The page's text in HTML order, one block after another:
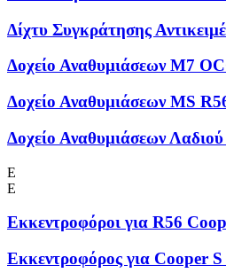
Δίχτυ Συγκράτησης
Δοχείο Αναθυμιάσεων M7
Δοχείο Αναθυμιάσεων MS
Δοχείο Αναθυμιάσεων
Ε
Ε
Εκκεντροφόροι για R56
Εκκεντροφόρος για Cooper